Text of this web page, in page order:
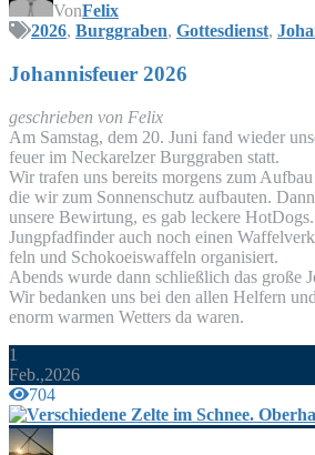
VonFelix
2026, Burggraben, Gottesdienst,
Johan­nis­feu­er 2026
geschrie­ben von Felix
Am Sams­tag, dem 20. Juni fand wie­der
feu­er im Nec­kar­el­zer Burg­gra­ben statt.
Wir tra­fen uns bereits mor­gens zum
die wir zum Son­nen­schutz auf­bau­ten.
unse­re Bewir­tung, es gab lecke­re
Jung­pfad­fin­der auch noch einen
feln und Scho­ko­eis­waf­feln organisiert.
Abends wur­de dann schließ­lich das gro­ße
Wir bedan­ken uns bei den allen Hel­fern
enorm war­men Wet­ters da waren.
1
Feb.,2026
704